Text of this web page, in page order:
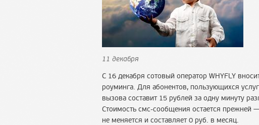
11 декабря
С 16 декабря сотовый оператор WHYFLY
роуминга. Для абонентов, пользующихся
вызова составит 15 рублей за одну минуту
Стоимость смс-сообщения остается прежней
не меняется и составляет 0 руб. в месяц.